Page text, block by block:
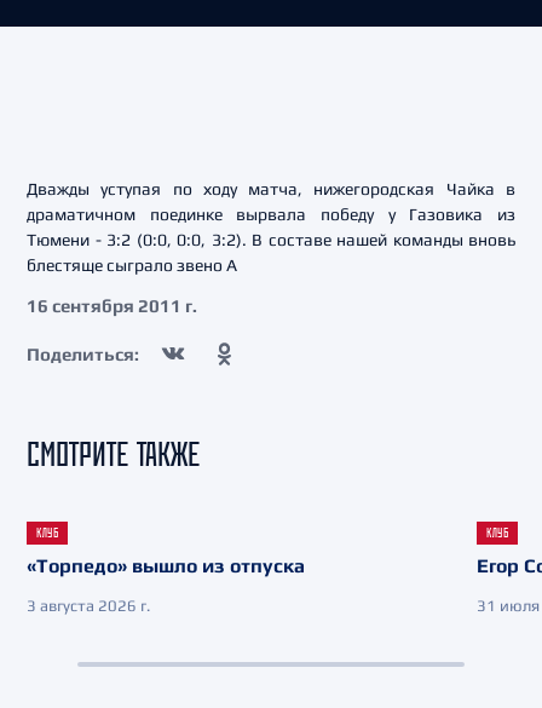
Дважды уступая по ходу матча, нижегородская Чайка в
драматичном поединке вырвала победу у Газовика из
Тюмени - 3:2 (0:0, 0:0, 3:2). В составе нашей команды вновь
блестяще сыграло звено А
16 сентября 2011 г.
Поделиться:
СМОТРИТЕ ТАКЖЕ
КЛУБ
«Торпедо» вышло из отпуска
3 августа 2026 г.
КЛУБ
Егор
31 июля